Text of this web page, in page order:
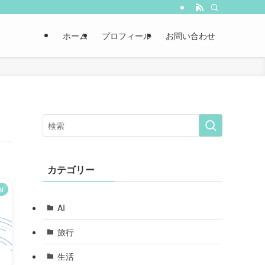
ホーム プロフィール お問い合わせ
カテゴリー
AI
旅行
生活